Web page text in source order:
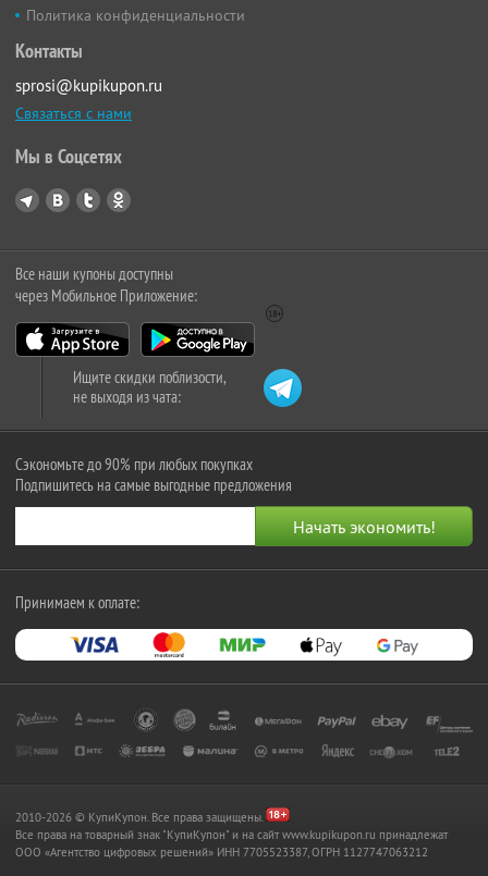
Политика конфиденциальности
Контакты
sprosi@kupikupon.ru
Связаться с нами
Мы в Соцсетях
Все наши купоны доступны
через Мобильное Приложение:
Ищите скидки поблизости,
не выходя из чата:
Сэкономьте до 90% при любых покупках
Подпишитесь на самые выгодные предложения
Принимаем к оплате:
2010-2026 © КупиКупон. Все права защищены.
Все права на товарный знак "КупиКупон" и на сайт www.kupikupon.ru принадлежат
OOO «Агентство цифровых решений» ИНН 7705523387, ОГРН 1127747063212